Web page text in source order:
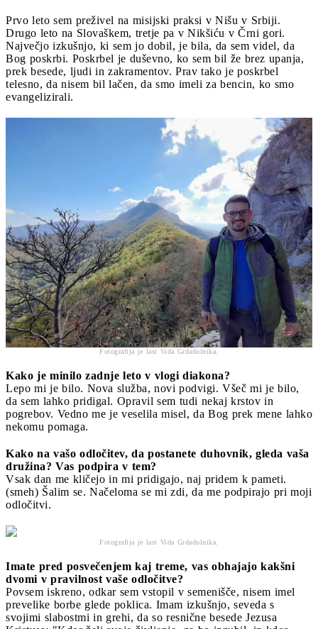
Prvo leto sem preživel na misijski praksi v Nišu v Srbiji.
Drugo leto na Slovaškem, tretje pa v Nikšiću v Črni gori.
Največjo izkušnjo, ki sem jo dobil, je bila, da sem videl, da
Bog poskrbi. Poskrbel je duševno, ko sem bil že brez upanja,
prek besede, ljudi in zakramentov. Prav tako je poskrbel
telesno, da nisem bil lačen, da smo imeli za bencin, ko smo
evangelizirali.
Fotografija je last Vida Grdadolnika.
Kako je minilo zadnje leto v vlogi diakona?
Lepo mi je bilo. Nova služba, novi podvigi. Všeč mi je bilo,
da sem lahko pridigal. Opravil sem tudi nekaj krstov in
pogrebov. Vedno me je veselila misel, da Bog prek mene lahko
nekomu pomaga.
Kako na vašo odločitev, da postanete duhovnik, gleda vaša
družina? Vas podpira v tem?
Vsak dan me kličejo in mi pridigajo, naj pridem k pameti.
(smeh) Šalim se. Načeloma se mi zdi, da me podpirajo pri moji
odločitvi.
Fotografija je last Vida Grdadolnika.
Imate pred posvečenjem kaj treme, vas obhajajo kakšni
dvomi v pravilnost vaše odločitve?
Povsem iskreno, odkar sem vstopil v semenišče, nisem imel
prevelike borbe glede poklica. Imam izkušnjo, seveda s
svojimi slabostmi in grehi, da so resnične besede Jezusa